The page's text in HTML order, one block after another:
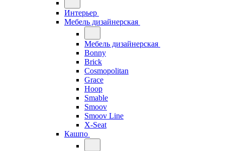
Интерьер
Мебель дизайнерская
Мебель дизайнерская
Bonny
Brick
Cosmopolitan
Grace
Hoop
Smable
Smoov
Smoov Line
X-Seat
Кашпо